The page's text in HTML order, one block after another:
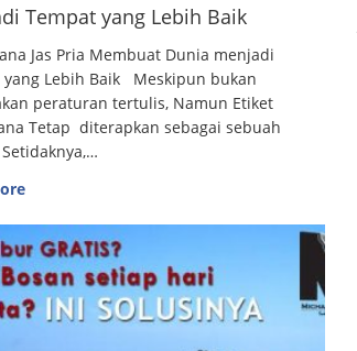
Tempat yang Lebih Baik
Jas Pria Membuat Dunia menjadi
yang Lebih Baik Meskipun bukan
peraturan tertulis, Namun Etiket
Tetap diterapkan sebagai sebuah